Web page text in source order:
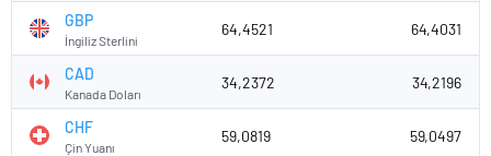
GBP
İngiliz Sterlini
64,4521 64,4031
CAD
Kanada Doları
34,2372 34,2196
CHF
Çin Yuanı
59,0819 59,0497